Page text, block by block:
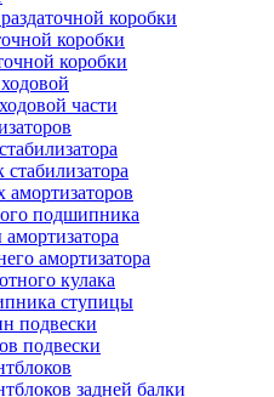
коробки
коробки
коробки
части
стабилизатора
амортизаторов
подшипника
амортизатора
кулака
ступицы
подвески
подвески
задней балки